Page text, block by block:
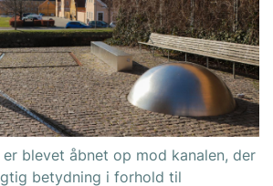
blevet åbnet op mod kanalen, der
betydning i forhold til